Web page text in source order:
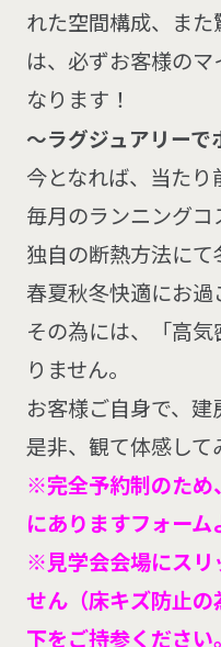
れた空間構成、ま
は、必ずお客様の
なります！
～ラグジュアリー
今となれば、当たり
毎月のランニングコ
独自の断熱方法にて
春夏秋冬快適にお過
その為には、「高
りません。
お客様ご自身で、
是非、観て体感して
※完全予約制のため
にありますフォーム
※見学会会場にスリ
せん（床キズ防止の
下をご持参ください。